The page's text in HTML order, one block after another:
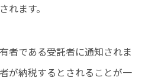
れます。
者である受託者に通知されま
が納税するとされることが一